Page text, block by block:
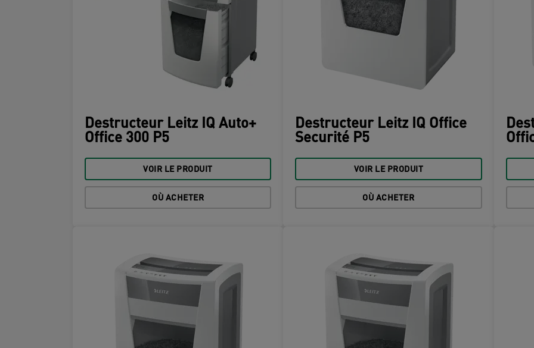
Destructeur Leitz IQ Auto+
Office 300 P5
VOIR LE PRODUIT
OÙ ACHETER
Destructeur Leitz IQ Office
Securité P5
VOIR LE PRODUIT
OÙ ACHETER